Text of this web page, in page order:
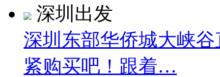
深圳出发
深圳东部华侨城大峡
紧购买吧！跟着…